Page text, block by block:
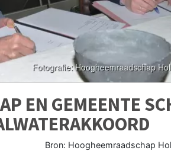
EN GEMEENTE
Bron: Hoogheemraadschap